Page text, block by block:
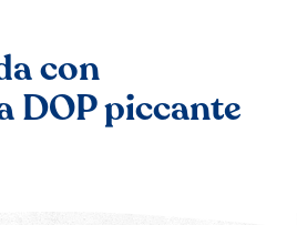
con
DOP piccante